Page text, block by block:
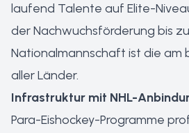
laufend Talente auf Elite-
der Nachwuchsförderung bis
Nationalmannschaft ist die
aller Länder.
Infrastruktur mit NHL-
Para-Eishockey-Programme